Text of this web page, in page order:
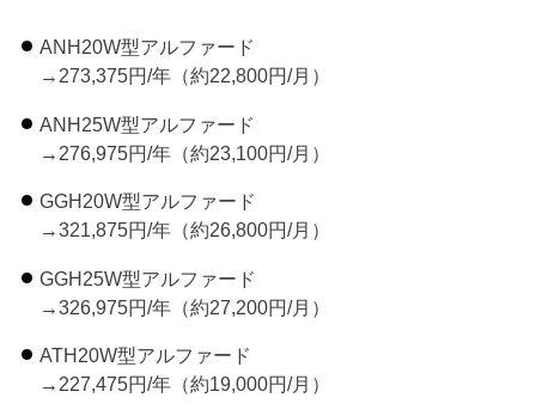
ANH20W型アルファード
→273,375円/年（約22,800円/月）
ANH25W型アルファード
→276,975円/年（約23,100円/月）
GGH20W型アルファード
→321,875円/年（約26,800円/月）
GGH25W型アルファード
→326,975円/年（約27,200円/月）
ATH20W型アルファード
→227,475円/年（約19,000円/月）